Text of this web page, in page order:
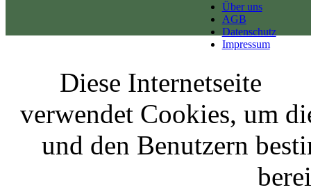
Über uns
AGB
Datenschutz
Impressum
Diese Internetseite
verwendet Cookies, um
und den Benutzern